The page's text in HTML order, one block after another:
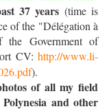
37 years (time is
of the "Délégation à
the Government of
CV: http://www.li-
).
of all my field
and other